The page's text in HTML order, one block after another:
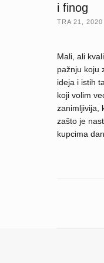
i finog
TRA 21, 2020
Mali, ali
pažnju koju
ideja i istih
koji volim
zanimljivija,
zašto je
kupcima